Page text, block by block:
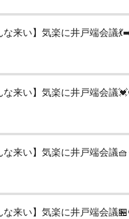
来い】気楽に井戸端会議
来い】気楽に井戸端会議
来い】気楽に井戸端会議
来い】気楽に井戸端会議